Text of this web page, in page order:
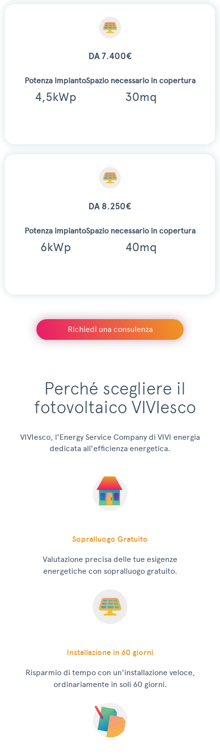
DA 7.400€
Potenza impianto
4,5kWp
Spazio necessario in copertura
30mq
DA 8.250€
Potenza impianto
6kWp
Spazio necessario in copertura
40mq
Richiedi una consulenza
Perché scegliere il
fotovoltaico VIVIesco
VIVIesco, l'Energy Service Company di VIVI energia
dedicata all'efficienza energetica.
Sopralluogo Gratuito
Valutazione precisa delle tue esigenze
energetiche con sopralluogo gratuito.
Installazione in 60 giorni
Risparmio di tempo con un'installazione veloce,
ordinariamente in soli 60 giorni.